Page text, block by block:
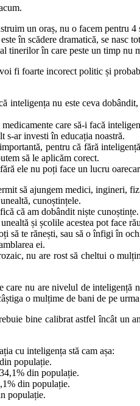
un oraș, nu o facem pentru
în scădere dramatică, se nasc
tinerilor în care peste un timp
fi foarte incorect politic și
inteligența nu este ceva
care să-i facă
s-ar investi în educația noastră.
pentru că fără
să le aplicăm corect.
ele nu poți face un lucru
să ajungem medici, ingineri,
cunoștințele.
că am dobândit niște cunoștințe.
și școlile acestea pot face
să te rănești, sau să o înfigi în
ei.
nu are rost să cheltui o
care nu are nivelul de inteligență
o mulțime de bani de pe
bine calibrat astfel încât un
cu inteligența stă cam așa:
populație.
din populație.
din populație.
populație.